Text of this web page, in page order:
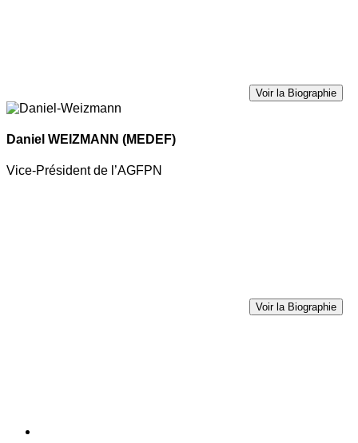
Voir la Biographie
Daniel WEIZMANN (MEDEF)
Vice-Président de l’AGFPN
Voir la Biographie